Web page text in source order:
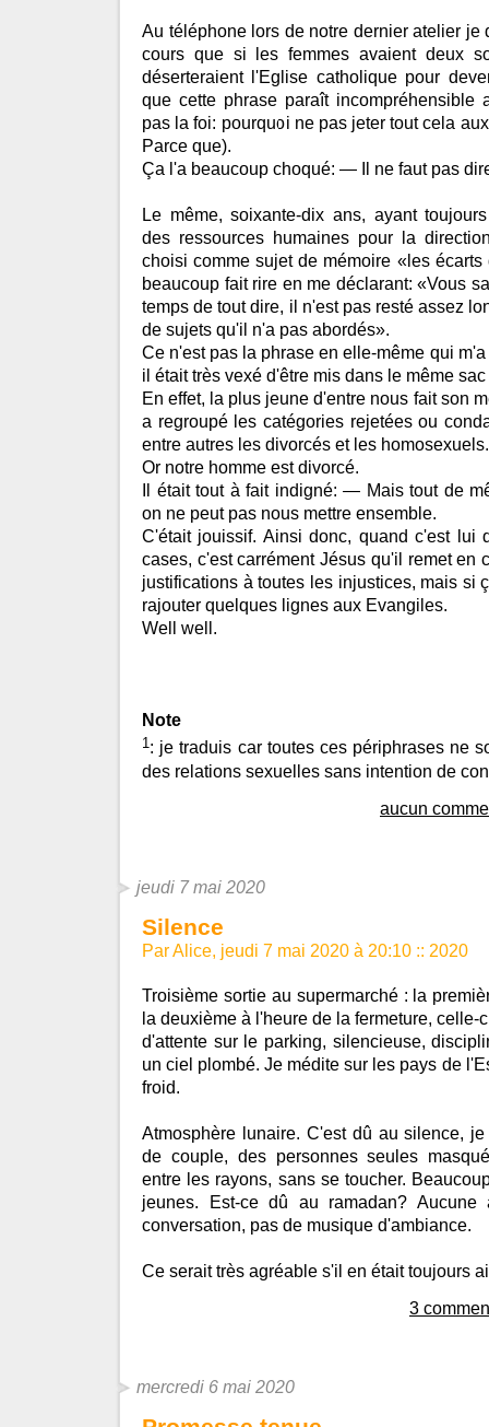
Au téléphone lors de notre dernier atelier je
cours que si les femmes avaient deux
déserteraient l'Eglise catholique pour
que cette phrase paraît incompréhensible
pas la foi: pourquoi ne pas jeter tout cela
Parce que).
Ça l'a beaucoup choqué: — Il ne faut pas
Le même, soixante-dix ans, ayant
des ressources humaines pour la
choisi comme sujet de mémoire «les écarts
beaucoup fait rire en me déclarant: «Vous
temps de tout dire, il n'est pas resté assez
de sujets qu'il n'a pas abordés».
Ce n'est pas la phrase en elle-même qui
il était très vexé d'être mis dans le même
En effet, la plus jeune d'entre nous fait son
a regroupé les catégories rejetées ou
entre autres les divorcés et les homosexuels.
Or notre homme est divorcé.
Il était tout à fait indigné: — Mais tout de
on ne peut pas nous mettre ensemble.
C'était jouissif. Ainsi donc, quand c'est lui
cases, c'est carrément Jésus qu'il remet en
justifications à toutes les injustices, mais si
rajouter quelques lignes aux Evangiles.
Well well.
Note
1: je traduis car toutes ces périphrases ne
des relations sexuelles sans intention de
aucun
jeudi 7 mai 2020
Silence
Par Alice, jeudi 7 mai 2020 à 20:10 :: 2020
Troisième sortie au supermarché : la
la deuxième à l'heure de la fermeture,
d'attente sur le parking, silencieuse,
un ciel plombé. Je médite sur les pays de
froid.
Atmosphère lunaire. C'est dû au silence,
de couple, des personnes seules
entre les rayons, sans se toucher.
jeunes. Est-ce dû au ramadan?
conversation, pas de musique d'ambiance.
Ce serait très agréable s'il en était toujours
3
mercredi 6 mai 2020